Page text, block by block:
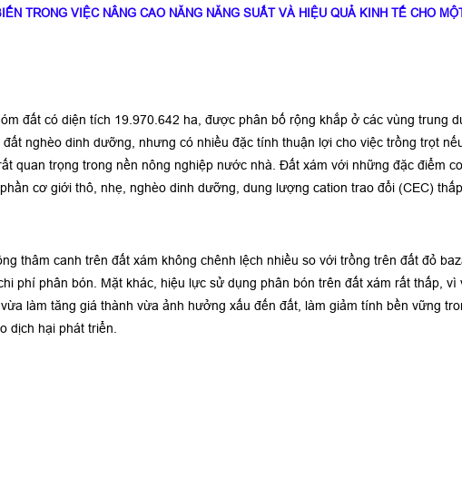
TRONG VIỆC NÂNG CAO NĂNG NĂNG SUẤT VÀ HIỆU QUẢ KINH TẾ CHO
đất có diện tích 19.970.642 ha, được phân bố rộng khắp ở các vùng trung
nghèo dinh dưỡng, nhưng có nhiều đặc tính thuận lợi cho việc trồng trọt
quan trọng trong nền nông nghiệp nước nhà. Đất xám với những đặc điểm
cơ giới thô, nhẹ, nghèo dinh dưỡng, dung lượng cation trao đổi (CEC)
thâm canh trên đất xám không chênh lệch nhiều so với trồng trên đất đỏ
phí phân bón. Mặt khác, hiệu lực sử dụng phân bón trên đất xám rất thấp, vì
làm tăng giá thành vừa ảnh hưởng xấu đến đất, làm giảm tính bền vững
dịch hại phát triển.